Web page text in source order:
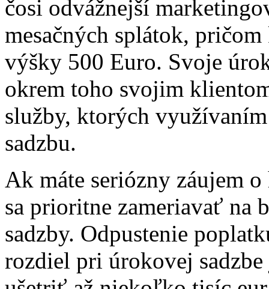
čosi odvážnejší
mesačných splátok,
výšky 500 Euro. Svoje
okrem toho svojim
služby, ktorých
sadzbu.
Ak máte seriózny záujem
sa prioritne zameriavať na
sadzby. Odpustenie
rozdiel pri úrokovej